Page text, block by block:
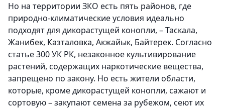
Но на территории ЗКО есть пять районов, где
природно-климатические условия идеально
подходят для дикорастущей конопли, – Таскала,
Жанибек, Казталовка, Акжайык, Байтерек. Согласно
статье 300 УК РК, незаконное культивирование
растений, содержащих наркотические вещества,
запрещено по закону. Но есть жители области,
которые, кроме дикорастущей конопли, сажают и
сортовую – закупают семена за рубежом, сеют их